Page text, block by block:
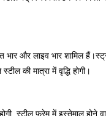
भार और लाइव भार शामिल
की मात्रा में वृद्धि होगी।
स्टील फ्रेम में इस्तेमाल होने